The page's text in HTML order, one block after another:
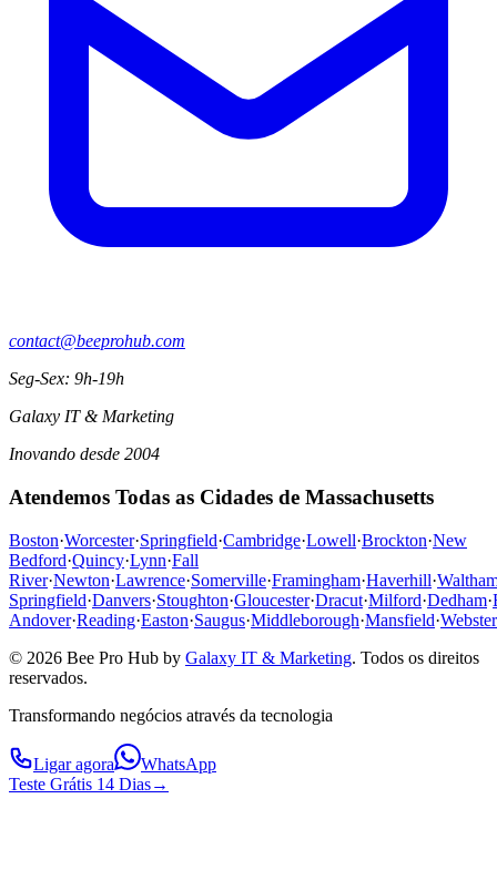
contact@beeprohub.com
Seg-Sex: 9h-19h
Galaxy IT & Marketing
Inovando desde 2004
Atendemos Todas as Cidades de Massachusetts
Boston·Worcester·Springfield·Cambridge·Lowell·Brockton·New
Bedford·Quincy·Lynn·Fall
River·Newton·Lawrence·Somerville·Framingham·Haverhill·
Springfield·Danvers·Stoughton·Gloucester·Dracut·Milford·Dedham·
Andover·Reading·Easton·Saugus·Middleborough·Mansfield·Webster
© 2026 Bee Pro Hub by Galaxy IT & Marketing. Todos os direitos
reservados.
Transformando negócios através da tecnologia
Ligar agora
WhatsApp
Teste Grátis 14 Dias→